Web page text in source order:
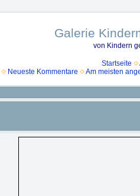
Galerie
von Kindern
Startseite
Neueste Kommentare Am meisten